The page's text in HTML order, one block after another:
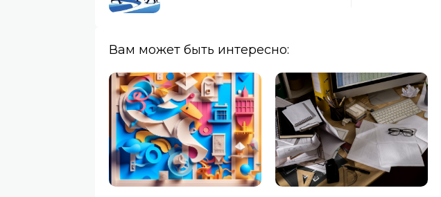
Вам может быть интересно: